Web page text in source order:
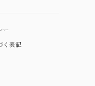
ー
く表記